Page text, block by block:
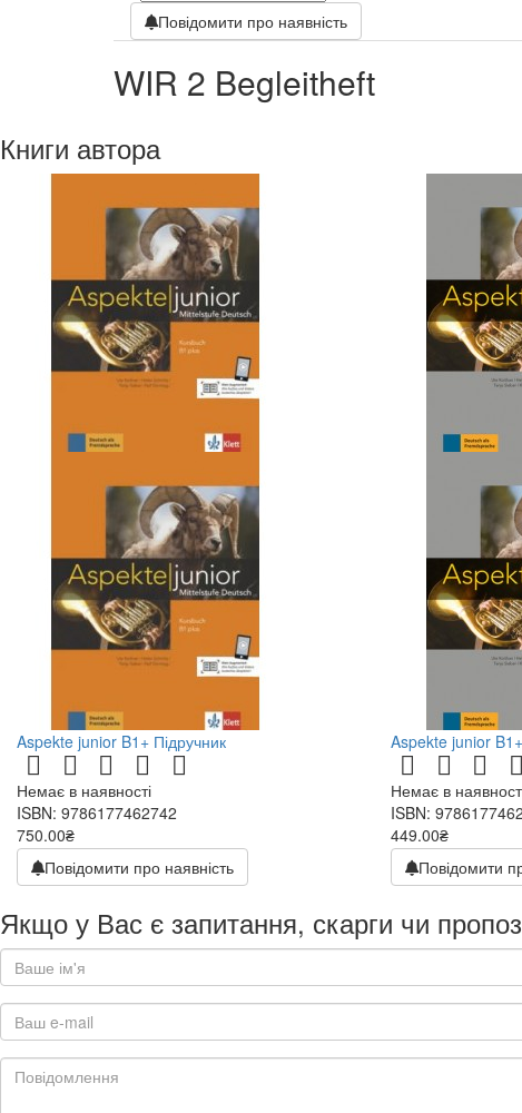
Повідомити про наявність
WIR 2 Begleitheft
Книги автора
Aspekte junior B1+ Підручник
Немає в наявності
ISBN: 9786177462742
750.00₴
Повідомити про наявність
Aspekte junior
Немає в
ISBN:
449.00₴
Повідомити
Якщо у Вас є запитання, скарги чи